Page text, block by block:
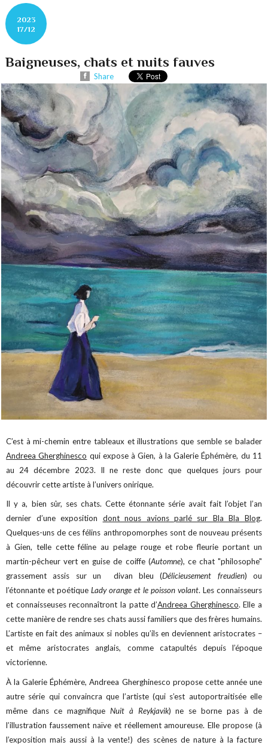
2023
17/12
Baigneuses, chats et nuits fauves
Share
C’est à mi-chemin entre tableaux et illustrations que semble se balader
Andreea Gherghinesco qui expose à Gien, à la Galerie Éphémère, du 11
au 24 décembre 2023. Il ne reste donc que quelques jours pour
découvrir cette artiste à l’univers onirique.
Il y a, bien sûr, ses chats. Cette étonnante série avait fait l’objet l’an
dernier d’une exposition dont nous avions parlé sur Bla Bla Blog.
Quelques-uns de ces félins anthropomorphes sont de nouveau présents
à Gien, telle cette féline au pelage rouge et robe fleurie portant un
martin-pêcheur vert en guise de coiffe (Automne), ce chat "philosophe"
grassement assis sur un divan bleu (Délicieusement freudien) ou
l’étonnante et poétiqueLady orange et le poisson volant. Les connaisseurs
et connaisseuses reconnaîtront la patte d’Andreea Gherghinesco. Elle a
cette manière de rendre ses chats aussi familiers que des frères humains.
L’artiste en fait des animaux si nobles qu’ils en deviennent aristocrates –
et même aristocrates anglais, comme catapultés depuis l’époque
victorienne.
À la Galerie Éphémère, Andreea Gherghinesco propose cette année une
autre série qui convaincra que l’artiste (qui s’est autoportraitisée elle
même dans ce magnifique Nuit à Reykjavik) ne se borne pas à de
l’illustration faussement naïve et réellement amoureuse. Elle propose (à
l’exposition mais aussi à la vente!) des scènes de nature à la facture